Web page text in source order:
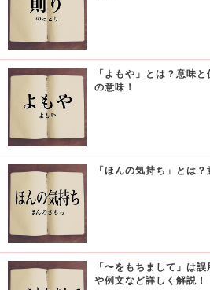
「よもや」とは？意味
の意味！
「ほんの気持ち」とは
「〜をもちまして」は
や例文など詳しく解説！